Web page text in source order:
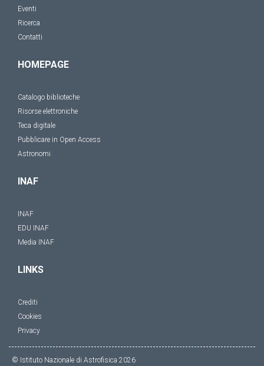
Eventi
Ricerca
Contatti
HOMEPAGE
Catalogo biblioteche
Risorse elettroniche
Teca digitale
Pubblicare in Open Access
Astronomi
INAF
INAF
EDU INAF
Media INAF
LINKS
Crediti
Cookies
Privacy
© Istituto Nazionale di Astrofisica 2026